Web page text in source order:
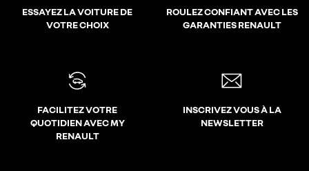
ESSAYEZ LA VOITURE DE
VOTRE CHOIX
ROULEZ CONFIANT AVEC LES
GARANTIES RENAULT
FACILITEZ VOTRE
QUOTIDIEN AVEC MY
RENAULT
INSCRIVEZ VOUS À LA
NEWSLETTER